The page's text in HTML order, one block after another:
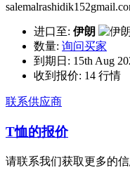
进口至: 伊朗
数量: 询问买家
到期日: 15th Aug
收到报价: 14 行情
联系供应商
T恤的报价
请联系我们获取更多的信